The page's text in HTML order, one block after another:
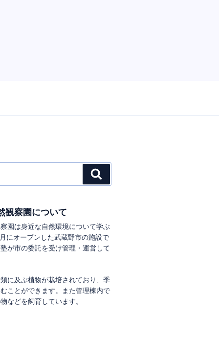
索
観察園について
園は身近な自然環境について学ぶ
にオープンした武蔵野市の施設で
が市の委託を受け管理・運営して
に及ぶ植物が栽培されており、季
ことができます。また管理棟内で
などを飼育しています。